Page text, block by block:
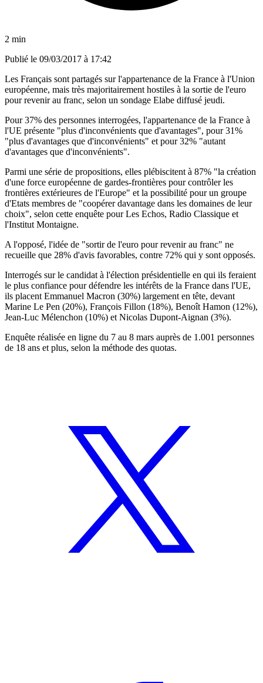
2 min
Publié le 09/03/2017 à 17:42
Les Français sont partagés sur l'appartenance de la France à l'Union
européenne, mais très majoritairement hostiles à la sortie de l'euro
pour revenir au franc, selon un sondage Elabe diffusé jeudi.
Pour 37% des personnes interrogées, l'appartenance de la France à
l'UE présente "plus d'inconvénients que d'avantages", pour 31%
"plus d'avantages que d'inconvénients" et pour 32% "autant
d'avantages que d'inconvénients".
Parmi une série de propositions, elles plébiscitent à 87% "la création
d'une force européenne de gardes-frontières pour contrôler les
frontières extérieures de l'Europe" et la possibilité pour un groupe
d'Etats membres de "coopérer davantage dans les domaines de leur
choix", selon cette enquête pour Les Echos, Radio Classique et
l'Institut Montaigne.
A l'opposé, l'idée de "sortir de l'euro pour revenir au franc" ne
recueille que 28% d'avis favorables, contre 72% qui y sont opposés.
Interrogés sur le candidat à l'élection présidentielle en qui ils feraient
le plus confiance pour défendre les intérêts de la France dans l'UE,
ils placent Emmanuel Macron (30%) largement en tête, devant
Marine Le Pen (20%), François Fillon (18%), Benoît Hamon (12%),
Jean-Luc Mélenchon (10%) et Nicolas Dupont-Aignan (3%).
Enquête réalisée en ligne du 7 au 8 mars auprès de 1.001 personnes
de 18 ans et plus, selon la méthode des quotas.